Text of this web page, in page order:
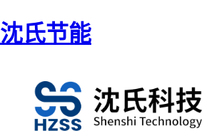
沈氏节能